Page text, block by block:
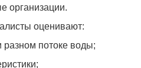
организации.
оценивают:
разном потоке воды;